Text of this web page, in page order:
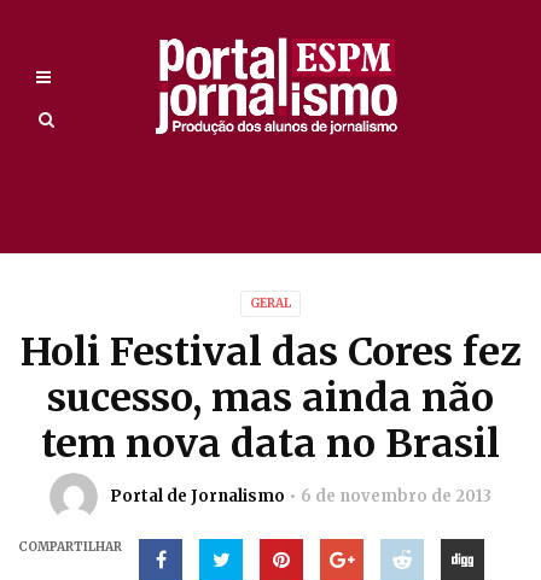
GERAL
Holi Festival das Cores fez
sucesso, mas ainda não
tem nova data no Brasil
Portal de Jornalismo 6 de novembro de 2013
COMPARTILHAR